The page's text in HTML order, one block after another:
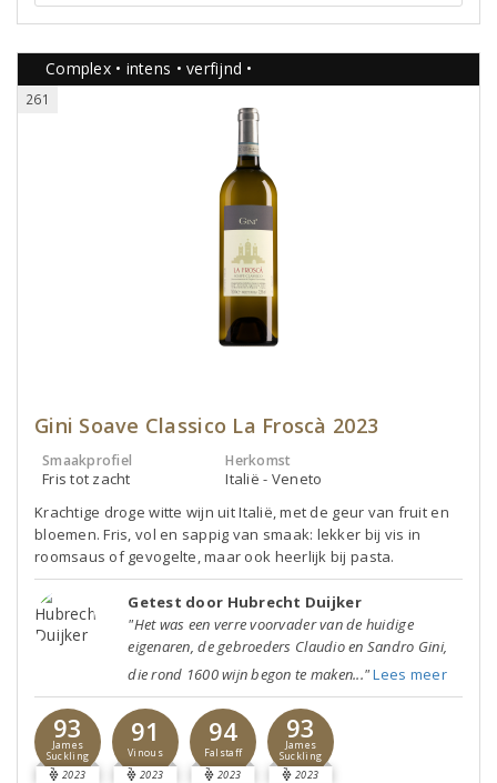
Complex • intens • verfijnd •
261
Gini Soave Classico La Froscà 2023
Smaakprofiel
Fris tot zacht
Herkomst
Italië - Veneto
Krachtige droge witte wijn uit Italië, met de geur van fruit en
bloemen. Fris, vol en sappig van smaak: lekker bij vis in
roomsaus of gevogelte, maar ook heerlijk bij pasta.
Getest door Hubrecht Duijker
"Het was een verre voorvader van de huidige
eigenaren, de gebroeders Claudio en Sandro Gini,
die rond 1600 wijn begon te maken..."Lees meer
93
James
Suckling
2023
91
Vinous
2023
94
Falstaff
2023
93
James
Suckling
2023